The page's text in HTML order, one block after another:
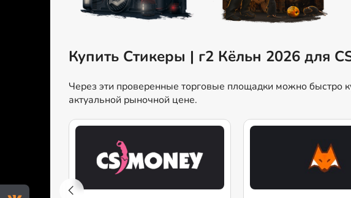
Купить Стикеры | г2 Кёльн 2026 для
Через эти проверенные торговые площадки можно быстро
актуальной рыночной цене.